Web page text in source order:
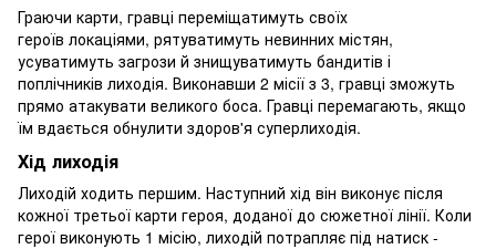
Граючи карти, гравці переміщатимуть своїх
героїв локаціями, рятуватимуть невинних містян,
усуватимуть загрози й знищуватимуть бандитів і
поплічників лиходія. Виконавши 2 місії з 3, гравці зможуть
прямо атакувати великого боса. Гравці перемагають, якщо
їм вдається обнулити здоров'я суперлиходія.
Хід лиходія
Лиходій ходить першим. Наступний хід він виконує після
кожної третьої карти героя, доданої до сюжетної лінії. Коли
герої виконують 1 місію, лиходій потрапляє під натиск -